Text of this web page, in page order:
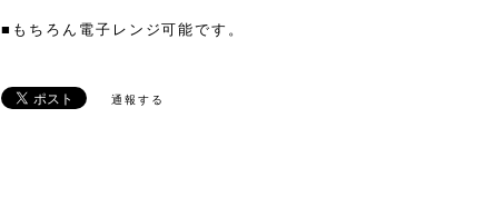
■もちろん電子レンジ可能です。
通報する